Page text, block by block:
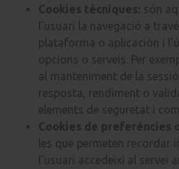
Cookies tècniques: són
l’usuari la navegació a
plataforma o aplicación i
opcions o serveis. Per
al manteniment de la
resposta, rendiment o
elements de seguretat i
Cookies de preferències
les que permeten recordar
l’usuari accedeixi al servei